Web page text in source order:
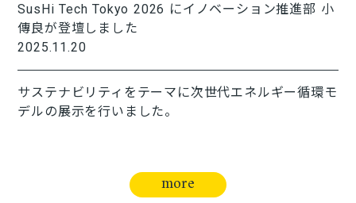
SusHi Tech Tokyo 2026 にイノベーション推進部 小
傳良が登壇しました
2025.11.20
サステナビリティをテーマに次世代エネルギー循環モ
デルの展示を行いました。
more